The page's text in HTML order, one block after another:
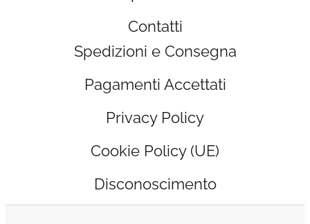
Contatti
Spedizioni e Consegna
Pagamenti Accettati
Privacy Policy
Cookie Policy (UE)
Disconoscimento